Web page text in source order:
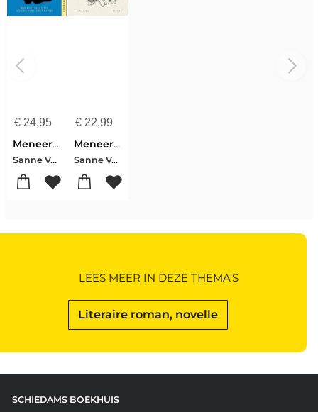
€24,95
Meneertje
Sanne Vogel
€22,99
Meneertje
Sanne Vogel
Literaire roman, novelle
LEES MEER IN DEZE THEMA'S
SCHIEDAMS BOEKHUIS